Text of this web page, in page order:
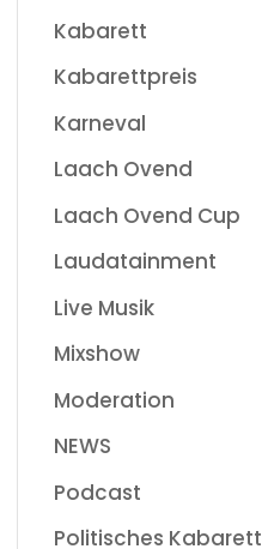
Kabarett
Kabarettpreis
Karneval
Laach Ovend
Laach Ovend Cup
Laudatainment
Live Musik
Mixshow
Moderation
NEWS
Podcast
Politisches Kabarett